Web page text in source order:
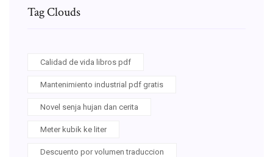
Tag Clouds
Calidad de vida libros pdf
Mantenimiento industrial pdf gratis
Novel senja hujan dan cerita
Meter kubik ke liter
Descuento por volumen traduccion